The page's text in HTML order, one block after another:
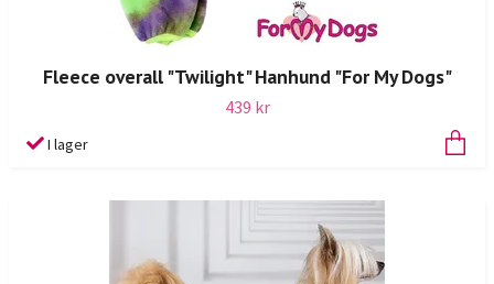
Fleece overall "Twilight" Hanhund "For My Dogs"
439 kr
I lager